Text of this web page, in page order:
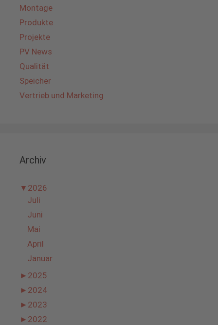
Montage
Produkte
Projekte
PV News
Qualität
Speicher
Vertrieb und Marketing
Archiv
▼ 2026
Juli
Juni
Mai
April
Januar
► 2025
► 2024
► 2023
► 2022